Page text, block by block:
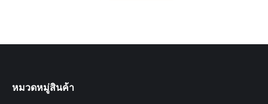
หมวดหมู่สินค้า